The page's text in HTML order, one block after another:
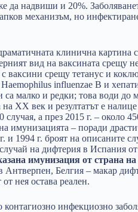
да надвиши и 20%.
механизъм, но
клинична картина
вид на ваксината срещу
ваксини срещу тетанус и
influenzae B и
са малко и редки; това води до
ХХ век и резултатът е налице
а през 2015 г. – около
имунизацията – поради
1994 г. броят на описаните
на дифтерия в Испания от
имунизация от страна на
Белгия – макар
нея остава реален.
инфекциозно